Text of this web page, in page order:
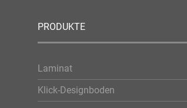
PRODUKTE
Laminat
Klick-Designboden